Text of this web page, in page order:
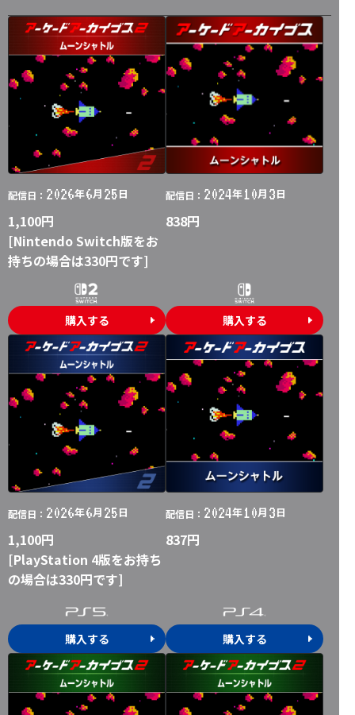
配信日： 2026年6月 25日
1,100円
[Nintendo Switch版をお
持ちの場合は330円です]
購入する
配信日： 2024年10月 3日
838円
購入する
配信日： 2026年6月 25日
1,100円
[PlayStation 4版をお持ち
の場合は330円です]
購入する
配信日： 2024年10月 3日
837円
購入する